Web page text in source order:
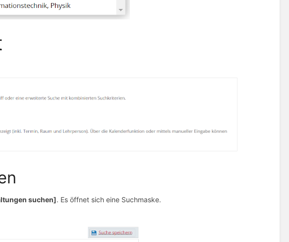
suchen]. Es öffnet sich eine Suchmaske.